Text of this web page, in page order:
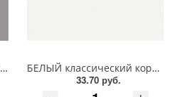
Арктика серый U788 ST9 EGGER ЛДСП 18 мм
БЕЛЫЙ классический корка W960 ST7 EGGER ЛДСП 18 мм
33.70 руб.